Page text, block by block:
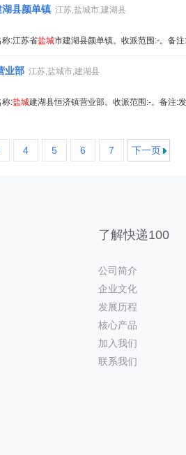
湖县颜单镇 江苏,盐城市,建湖县
:江苏省盐城市建湖县颜单镇。收派范围:-。备
业部 江苏,盐城市,建湖县
称:盐城建湖县恒济镇营业部。收派范围:-。备注:
4 5 6 7 下一页
了解快递100
公司简介
企业文化
发展历程
核心产品
加入我们
联系我们